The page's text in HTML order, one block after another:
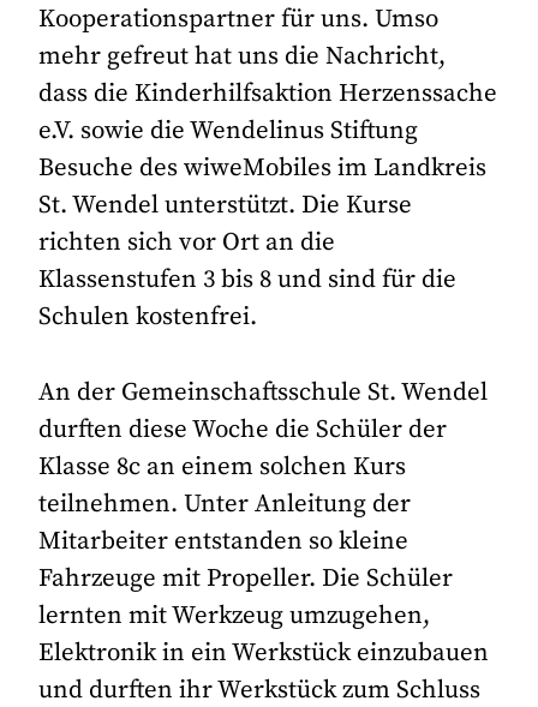
Kooperationspartner für uns. Umso
mehr gefreut hat uns die Nachricht,
dass die Kinderhilfsaktion Herzenssache
e.V. sowie die Wendelinus Stiftung
Besuche des wiweMobiles im Landkreis
St. Wendel unterstützt. Die Kurse
richten sich vor Ort an die
Klassenstufen 3 bis 8 und sind für die
Schulen kostenfrei.
An der Gemeinschaftsschule St. Wendel
durften diese Woche die Schüler der
Klasse 8c an einem solchen Kurs
teilnehmen. Unter Anleitung der
Mitarbeiter entstanden so kleine
Fahrzeuge mit Propeller. Die Schüler
lernten mit Werkzeug umzugehen,
Elektronik in ein Werkstück einzubauen
und durften ihr Werkstück zum Schluss